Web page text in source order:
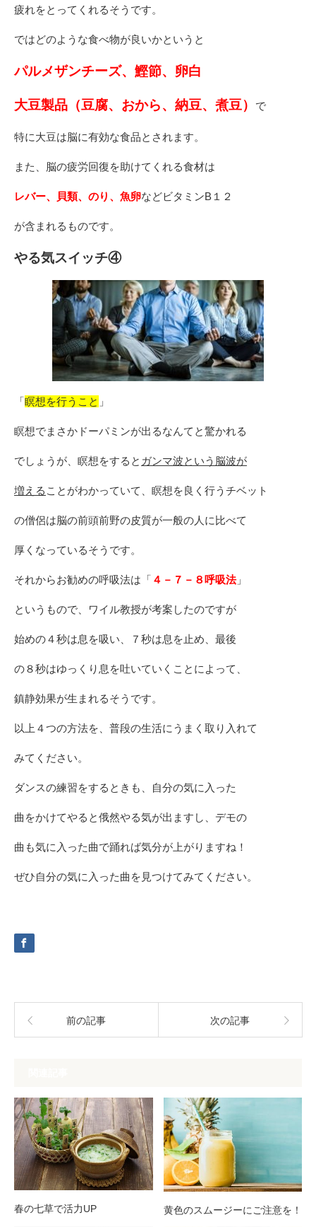
疲れをとってくれるそうです。
ではどのような食べ物が良いかというと
パルメザンチーズ、鰹節、卵白
大豆製品（豆腐、おから、納豆、煮豆） で
特に大豆は脳に有効な食品とされます。
また、脳の疲労回復を助けてくれる食材は
レバー、貝類、のり、魚卵などビタミンB１２
が含まれるものです。
やる気スイッチ④
「瞑想を行うこと 」
瞑想でまさかドーパミンが出るなんてと驚かれる
でしょうが、瞑想をすると ガンマ波という脳波が
増える ことがわかっていて、瞑想を良く行うチベット
の僧侶は脳の前頭前野の皮質が一般の人に比べて
厚くなっているそうです。
それからお勧めの呼吸法は「 ４－７－８呼吸法」
というもので、ワイル教授が考案したのですが
始めの４秒は息を吸い、７秒は息を止め、最後
の８秒はゆっくり息を吐いていくことによって、
鎮静効果が生まれるそうです。
以上４つの方法を、普段の生活にうまく取り入れて
みてください。
ダンスの練習をするときも、自分の気に入った
曲をかけてやると俄然やる気が出ますし、デモの
曲も気に入った曲で踊れば気分が上がりますね！
ぜひ自分の気に入った曲を見つけてみてください。
前の記事 次の記事
春の七草で活力UP 黄色のスムージーにご注意を！